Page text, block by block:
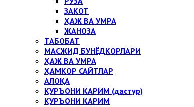
ЗАКОТ
ҲАЖ ВА УМРА
ЖАНОЗА
ТАБОБАТ
МАСЖИД БУНЁДКОРЛАРИ
ҲАЖ ВА УМРА
ҲАМКОР САЙТЛАР
АЛОҚА
ҚУРЪОНИ КАРИМ (дастур)
ҚУРЪОНИ КАРИМ